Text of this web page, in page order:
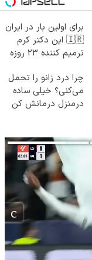
برای اولین بار در ایران
🇮🇷 این دکتر کرم
ترمیم کننده 23 روزه
چرا درد زانو را تحمل
می‌کنی؟ خیلی ساده
درمنزل درمانش کن